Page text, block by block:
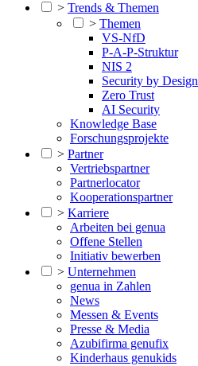
> Trends & Themen
> Themen
VS-NfD
P-A-P-Struktur
NIS 2
Security by Design
Zero Trust
AI Security
Knowledge Base
Forschungsprojekte
> Partner
Vertriebspartner
Partnerlocator
Kooperationspartner
> Karriere
Arbeiten bei genua
Offene Stellen
Initiativ bewerben
> Unternehmen
genua in Zahlen
News
Messen & Events
Presse & Media
Azubifirma genufix
Kinderhaus genukids